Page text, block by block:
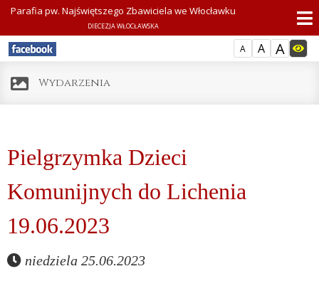
A A A
Parafia pw. Najświętszego Zbawiciela we Włocławku
DIECEZJA WŁOCŁAWSKA
Wydarzenia
Pielgrzymka Dzieci
Komunijnych do Lichenia
19.06.2023
niedziela 25.06.2023